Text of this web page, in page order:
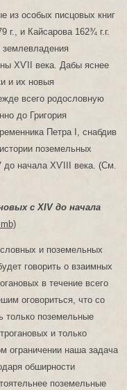
из особых писцовых книг
г., и Кайсарова 162¾ г.г.
ХѴІІ века. Дабы яснее
и их новыя
всего родословную
до Григория
Петра I, снабдив
поземельных
до начала ХѴIII века. (См.
с XIV до начала
и поземельных
говорить о взаимных
в течение всего
оговориться, что со
только поземельные
и только
ограничении наша задача
обширности
поземельные